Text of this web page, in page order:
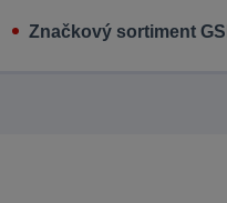
Značkový sortiment